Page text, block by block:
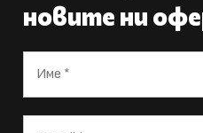
новите ни